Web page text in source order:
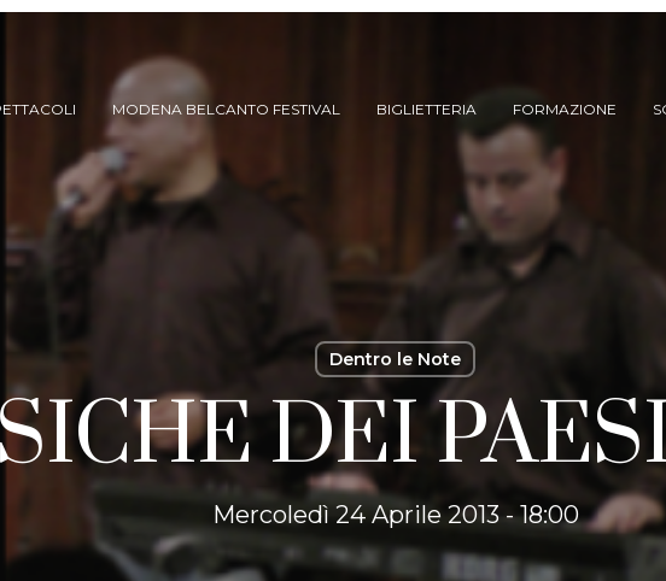
ARCHIVIO SPETTACOLI
(DAL 2023/’24)
ARCHIVIO STORICO
(FINO AL 2022/’23)
MODENA BELCANTO FESTIVAL BIGLIETTERIA FORMAZIONE
Dentro le Note
DEI
Mercoledì 24 Aprile 2013 - 18:00